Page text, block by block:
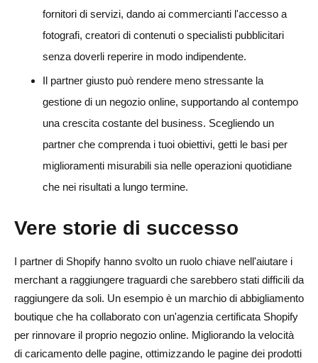
fornitori di servizi, dando ai commercianti l'accesso a
fotografi, creatori di contenuti o specialisti pubblicitari
senza doverli reperire in modo indipendente.
Il partner giusto può rendere meno stressante la
gestione di un negozio online, supportando al contempo
una crescita costante del business. Scegliendo un
partner che comprenda i tuoi obiettivi, getti le basi per
miglioramenti misurabili sia nelle operazioni quotidiane
che nei risultati a lungo termine.
Vere storie di successo
I partner di Shopify hanno svolto un ruolo chiave nell'aiutare i
merchant a raggiungere traguardi che sarebbero stati difficili da
raggiungere da soli. Un esempio è un marchio di abbigliamento
boutique che ha collaborato con un'agenzia certificata Shopify
per rinnovare il proprio negozio online. Migliorando la velocità
di caricamento delle pagine, ottimizzando le pagine dei prodotti